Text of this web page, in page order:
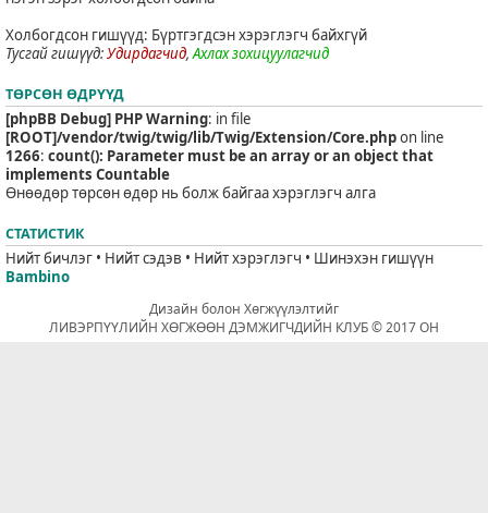
Холбогдсон гишүүд: Бүртгэгдсэн хэрэглэгч байхгүй
Тусгай гишүүд:Удирдагчид,Ахлах зохицуулагчид
ТӨРСӨН ӨДРҮҮД
[phpBB Debug] PHP Warning: in file
[ROOT]/vendor/twig/twig/lib/Twig/Extension/Core.phpon line
1266: count(): Parameter must be an array or an object that
implements Countable
Өнөөдөр төрсөн өдөр нь болж байгаа хэрэглэгч алга
СТАТИСТИК
Нийт бичлэг • Нийт сэдэв • Нийт хэрэглэгч • Шинэхэн гишүүн
Bambino
Дизайн болон Хөгжүүлэлтийг
ЛИВЭРПҮҮЛИЙН ХӨГЖӨӨН ДЭМЖИГЧДИЙН КЛУБ © 2017 ОН